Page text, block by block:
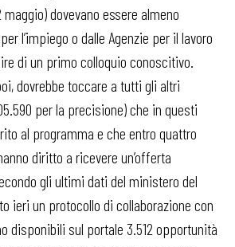
dovevano essere almeno
l’impiego o dalle Agenzie per il lavoro
di un primo colloquio conoscitivo.
dovrebbe toccare a tutti gli altri
per la precisione) che in questi
al programma e che entro quattro
diritto a ricevere un’offerta
gli ultimi dati del ministero del
ieri un protocollo di collaborazione con
disponibili sul portale 3.512 opportunità